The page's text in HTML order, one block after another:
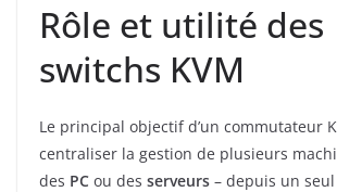
Rôle et utilité des
switchs KVM
Le principal objectif d’un commutateur
centraliser la gestion de plusieurs
des PC ou des serveurs – depuis un